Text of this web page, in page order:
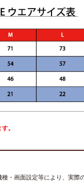
。
・画面設定等により、実際